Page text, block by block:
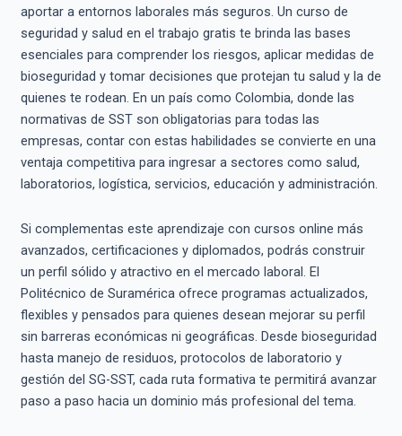
aportar a entornos laborales más seguros. Un curso de
seguridad y salud en el trabajo gratis te brinda las bases
esenciales para comprender los riesgos, aplicar medidas de
bioseguridad y tomar decisiones que protejan tu salud y la de
quienes te rodean. En un país como Colombia, donde las
normativas de SST son obligatorias para todas las
empresas, contar con estas habilidades se convierte en una
ventaja competitiva para ingresar a sectores como salud,
laboratorios, logística, servicios, educación y administración.
Si complementas este aprendizaje con cursos online más
avanzados, certificaciones y diplomados, podrás construir
un perfil sólido y atractivo en el mercado laboral. El
Politécnico de Suramérica ofrece programas actualizados,
flexibles y pensados para quienes desean mejorar su perfil
sin barreras económicas ni geográficas. Desde bioseguridad
hasta manejo de residuos, protocolos de laboratorio y
gestión del SG-SST, cada ruta formativa te permitirá avanzar
paso a paso hacia un dominio más profesional del tema.